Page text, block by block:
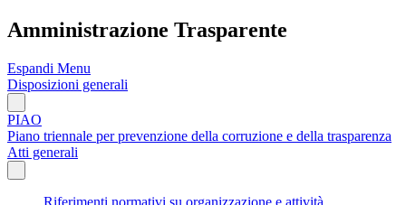
Amministrazione Trasparente
Espandi Menu
Disposizioni generali
PIAO
Piano triennale per prevenzione della corruzione e della trasparenza
Atti generali
Riferimenti normativi su organizzazione e attività